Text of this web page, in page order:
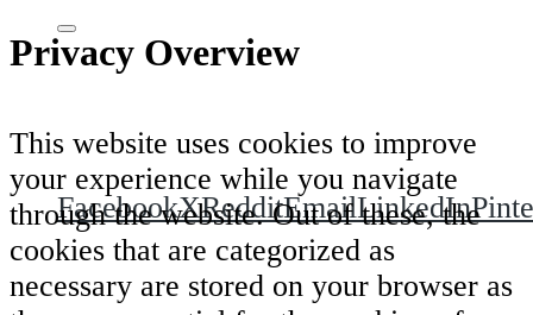
FacebookXRedditEmailLinkedIn
Privacy Overview
This website uses cookies to improve
your experience while you navigate
through the website. Out of these, the
cookies that are categorized as
necessary are stored on your browser as